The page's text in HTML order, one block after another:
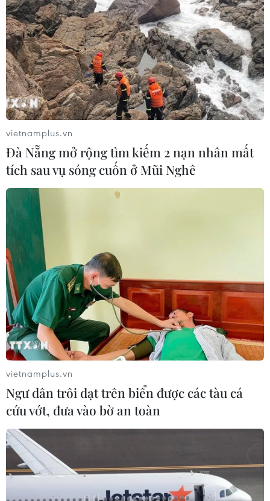
vietnamplus.vn
Đà Nẵng mở rộng tìm kiếm 2 nạn nhân mất
tích sau vụ sóng cuốn ở Mũi Nghê
vietnamplus.vn
Ngư dân trôi dạt trên biển được các tàu cá
cứu vớt, đưa vào bờ an toàn